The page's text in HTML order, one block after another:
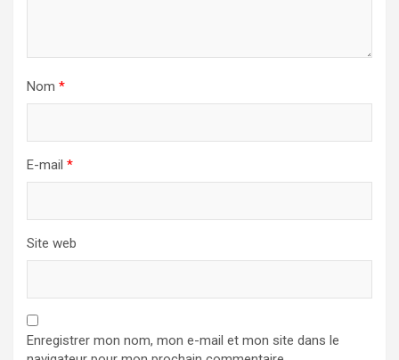
Nom *
E-mail *
Site web
Enregistrer mon nom, mon e-mail et mon site dans le